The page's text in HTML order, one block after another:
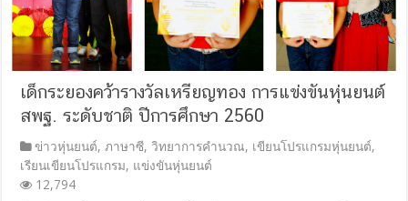
เด็กระยองคว้ารางวัลเหรียญทอง การแข่งขันหุ่นยนต์
สพฐ. ระดับชาติ ปีการศึกษา 2560
ข่าวหุ่นยนต์,ภาษาซี, วิทยาการคำนวณ, เขียนโปรแกรมหุ่นยนต์,
เรียนเขียนโปรแกรม, แข่งขันหุ่นยนต์
12,794